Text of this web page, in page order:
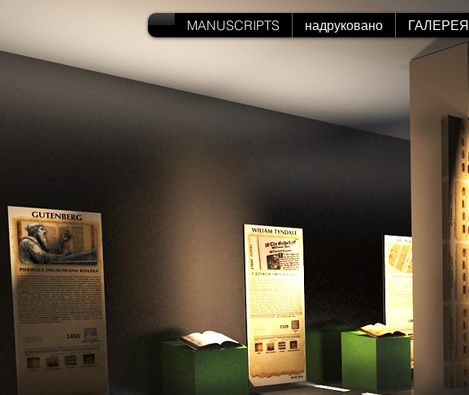
MANUSCRIPTS надруковано ГАЛЕРЕЯ